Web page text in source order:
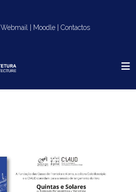
Webmail Moodle Contactos